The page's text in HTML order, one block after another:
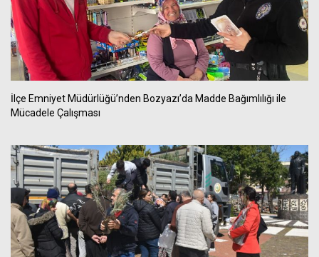
İlçe Emniyet Müdürlüğü’nden Bozyazı’da Madde Bağımlılığı ile
Mücadele Çalışması